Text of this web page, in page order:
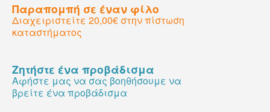
Παραπομπή σε έναν φίλο
Διαχειριστείτε 20,00€ στην πίστωση
καταστήματος
Ζητήστε ένα προβάδισμα
Αφήστε μας να σας βοηθήσουμε να
βρείτε ένα προβάδισμα